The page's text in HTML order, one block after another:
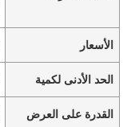
الأسعار
الحد الأدنى لكمية
القدرة على العرض